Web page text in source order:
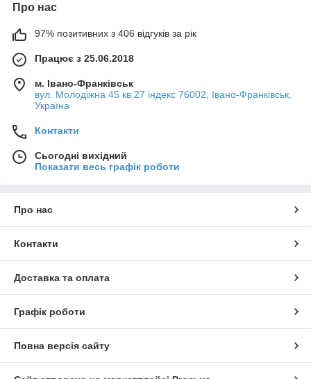
Про нас
97% позитивних з 406 відгуків за рік
Працює з 25.06.2018
м. Івано-Франківськ
вул. Молодіжна 45 кв.27 індекс 76002, Івано-Франківськ,
Україна
Контакти
Сьогодні вихідний
Показати весь графік роботи
Про нас
Контакти
Доставка та оплата
Графік роботи
Повна версія сайту